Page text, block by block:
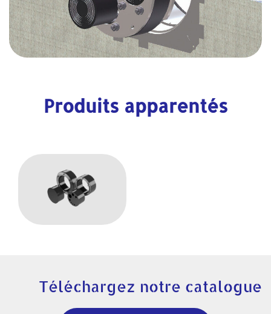
Produits apparentés
Téléchargez notre catalogue